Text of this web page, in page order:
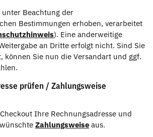
Beachtung der
Bestimmungen erhoben, verarbeitet
). Eine anderweitige
an Dritte erfolgt nicht. Sind Sie
können Sie nun die Versandart und ggf.
prüfen / Zahlungsweise
Ihre Rechnungsadresse und
Zahlungsweise aus.